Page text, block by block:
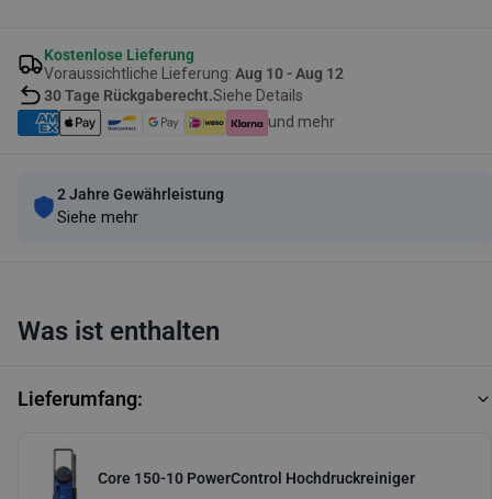
Kostenlose Lieferung
Voraussichtliche Lieferung: Aug 10 - Aug 12
30 Tage Rückgaberecht.Siehe Details
und mehr
2 Jahre Gewährleistung
Siehe mehr
Was ist enthalten
Lieferumfang:
Core 150-10 PowerControl Hochdruckreiniger